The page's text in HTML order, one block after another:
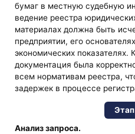
бумаг в местную судебную
ведение реестра
материалах должна быть
предприятии, его
экономических
документация была
всем нормативам реестра,
задержек в процессе
Анализ запроса.